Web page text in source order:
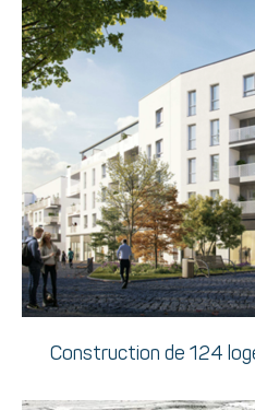
Construction de 124